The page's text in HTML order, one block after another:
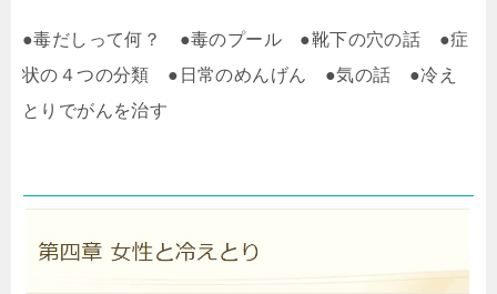
●毒だしって何？ ●毒のプール ●靴下の穴の話 ●症
状の４つの分類 ●日常のめんげん ●気の話 ●冷え
とりでがんを治す